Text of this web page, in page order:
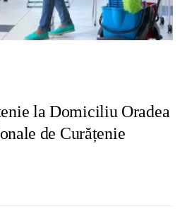
la Domiciliu Oradea
de Curățenie